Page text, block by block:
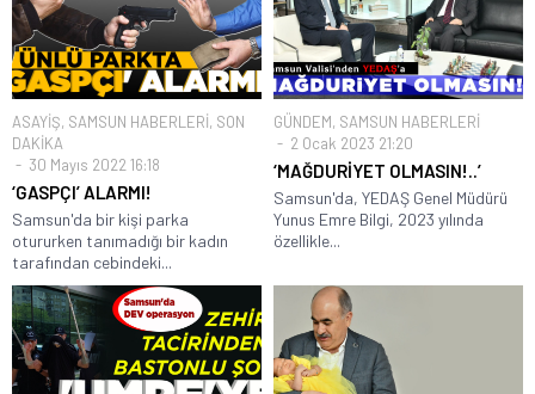
ASAYİŞ, SAMSUN HABERLERİ, SON
DAKİKA
30 Mayıs 2022 16:18
‘GASPÇI’ ALARMI!
Samsun'da bir kişi parka
otururken tanımadığı bir kadın
tarafından cebindeki...
GÜNDEM, SAMSUN HABERLERİ
2 Ocak 2023 21:20
‘MAĞDURİYET OLMASIN!..’
Samsun'da, YEDAŞ Genel Müdürü
Yunus Emre Bilgi, 2023 yılında
özellikle...